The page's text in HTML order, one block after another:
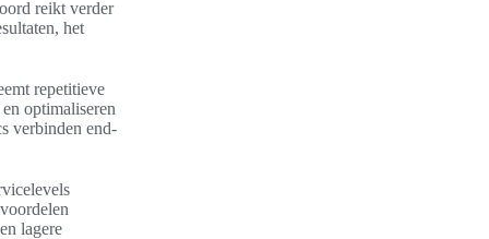
reikt verder
het
repetitieve
optimaliseren
verbinden end-
lagere